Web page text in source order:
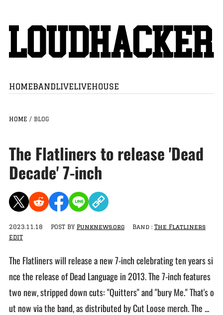
HOMEBANDLIVELIVEHOUSE
HOME / BLOG
The Flatliners to release 'Dead
Decade' 7-inch
2023.11.18 POST BY Punknews.org Band : The Flatliners
EDIT
The Flatliners will release a new 7-inch celebrating ten years si
nce the release of Dead Language in 2013. The 7-inch features
two new, stripped down cuts: "Quitters" and "bury Me." That's o
ut now via the band, as distributed by Cut Loose merch. The ...